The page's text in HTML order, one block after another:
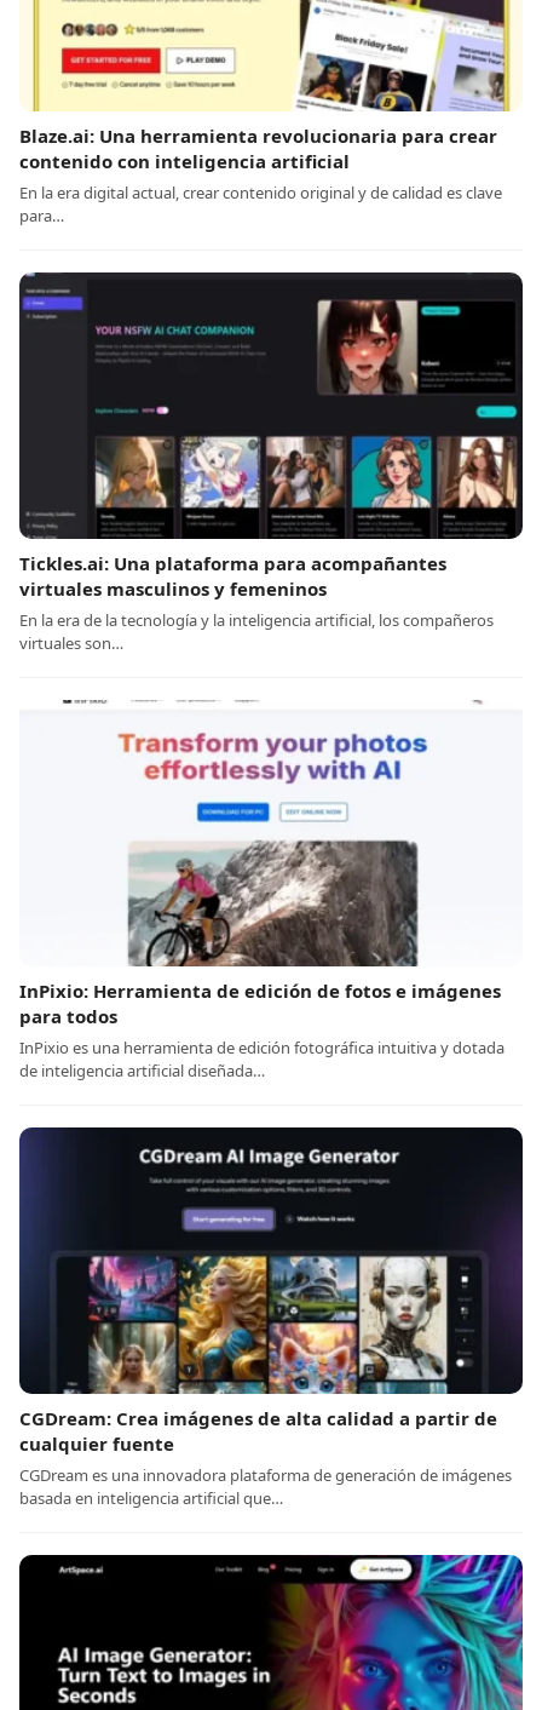
Blaze.ai: Una herramienta revolucionaria para crear
contenido con inteligencia artificial
En la era digital actual, crear contenido original y de calidad es clave
para…
Tickles.ai: Una plataforma para acompañantes
virtuales masculinos y femeninos
En la era de la tecnología y la inteligencia artificial, los compañeros
virtuales son…
InPixio: Herramienta de edición de fotos e imágenes
para todos
InPixio es una herramienta de edición fotográfica intuitiva y dotada
de inteligencia artificial diseñada…
CGDream: Crea imágenes de alta calidad a partir de
cualquier fuente
CGDream es una innovadora plataforma de generación de imágenes
basada en inteligencia artificial que…